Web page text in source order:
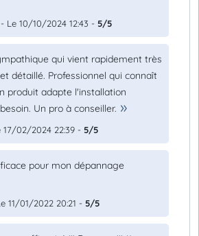
- Le 10/10/2024 12:43 - 5/5
qui vient rapidement très
détaillé. Professionnel qui connaît
produit adapte l'installation
Un pro à conseiller.
02/2024 22:39 - 5/5
pour mon dépannage
11/01/2022 20:21 - 5/5